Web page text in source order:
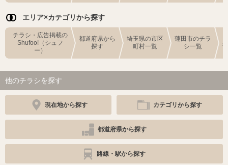
エリア×カテゴリから探す
チラシ・広告掲載の
Shufoo!（シュフ
ー）
都道府県から
探す
埼玉県の市区
町村一覧
蓮田市のチラ
シ一覧
他のチラシを探す
現在地から探す カテゴリから探す
都道府県から探す
路線・駅から探す